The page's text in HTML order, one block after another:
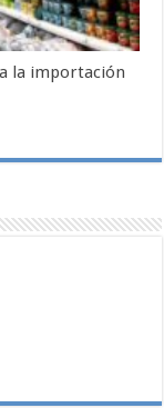
la importación